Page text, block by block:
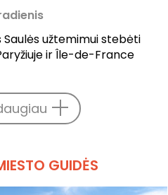
Saulės užtemimui stebėti
ir Île-de-France
GUIDĖS